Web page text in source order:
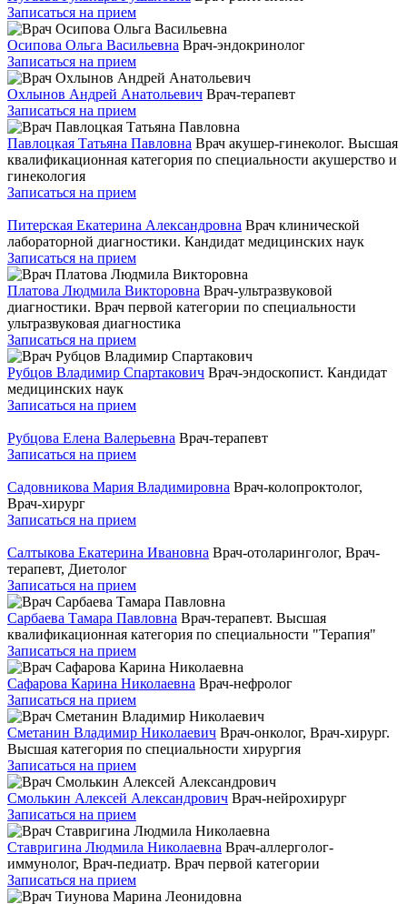
Записаться на прием
Осипова Ольга Васильевна Врач-эндокринолог
Записаться на прием
Охлынов Андрей Анатольевич Врач-терапевт
Записаться на прием
Павлоцкая Татьяна Павловна Врач акушер-гинеколог. Высшая
квалификационная категория по специальности акушерство и
гинекология
Записаться на прием
Питерская Екатерина Александровна Врач клинической
лабораторной диагностики. Кандидат медицинских наук
Записаться на прием
Платова Людмила Викторовна Врач-ультразвуковой
диагностики. Врач первой категории по специальности
ультразвуковая диагностика
Записаться на прием
Рубцов Владимир Спартакович Врач-эндоскопист. Кандидат
медицинских наук
Записаться на прием
Рубцова Елена Валерьевна Врач-терапевт
Записаться на прием
Садовникова Мария Владимировна Врач-колопроктолог,
Врач-хирург
Записаться на прием
Салтыкова Екатерина Ивановна Врач-отоларинголог, Врач-
терапевт, Диетолог
Записаться на прием
Сарбаева Тамара Павловна Врач-терапевт. Высшая
квалификационная категория по специальности "Терапия"
Записаться на прием
Сафарова Карина Николаевна Врач-нефролог
Записаться на прием
Сметанин Владимир Николаевич Врач-онколог, Врач-хирург.
Высшая категория по специальности хирургия
Записаться на прием
Смолькин Алексей Александрович Врач-нейрохирург
Записаться на прием
Ставригина Людмила Николаевна Врач-аллерголог-
иммунолог, Врач-педиатр. Врач первой категории
Записаться на прием